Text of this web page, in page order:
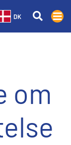
DK
om